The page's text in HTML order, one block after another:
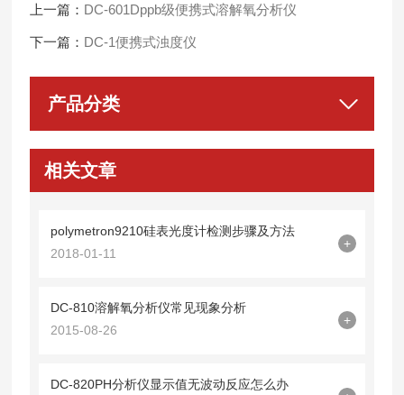
上一篇： DC-601Dppb级便携式溶解氧分析仪
下一篇： DC-1便携式浊度仪
产品分类
相关文章
polymetron9210硅表光度计检测步骤及方法
2018-01-11
+
DC-810溶解氧分析仪常见现象分析
2015-08-26
+
DC-820PH分析仪显示值无波动反应怎么办